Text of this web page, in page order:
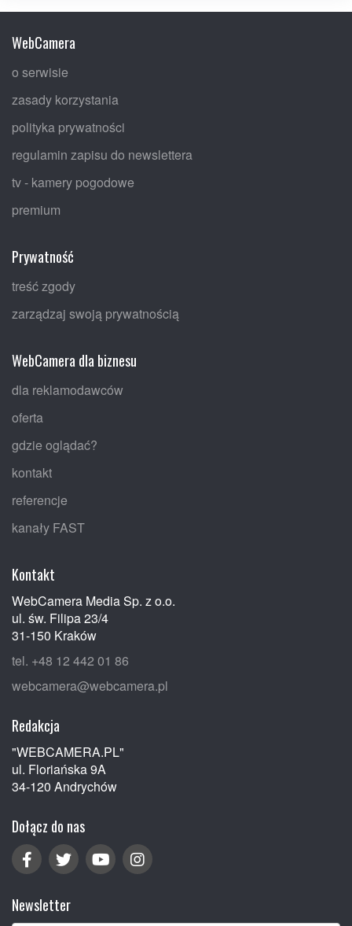
WebCamera
o serwisie
zasady korzystania
polityka prywatności
regulamin zapisu do newslettera
tv - kamery pogodowe
premium
Prywatność
treść zgody
zarządzaj swoją prywatnością
WebCamera dla biznesu
dla reklamodawców
oferta
gdzie oglądać?
kontakt
referencje
kanały FAST
Kontakt
WebCamera Media Sp. z o.o.
ul. św. Filipa 23/4
31-150 Kraków
tel. +48 12 442 01 86
webcamera@webcamera.pl
Redakcja
"WEBCAMERA.PL"
ul. Floriańska 9A
34-120 Andrychów
Dołącz do nas
Newsletter